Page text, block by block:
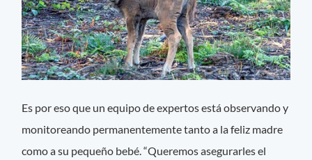
Es por eso que un equipo de expertos está observando y
monitoreando permanentemente tanto a la feliz madre
como a su pequeño bebé. “Queremos asegurarles el